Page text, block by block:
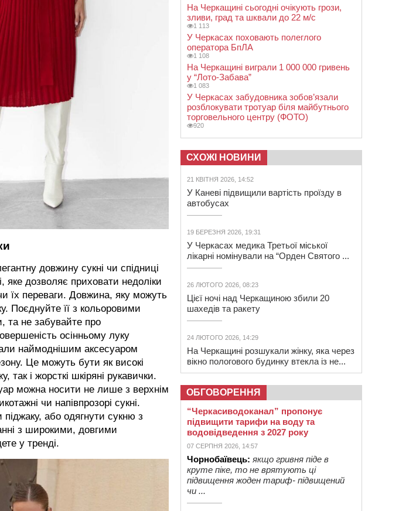
довжину сукні чи спідниці
яке дозволяє приховати недоліки
їх переваги. Довжина, яку можуть
Поєднуйте її з кольоровими
та не забувайте про
осінньому луку
наймоднішим аксесуаром
Це можуть бути як високі
так і жорсткі шкіряні рукавички.
можна носити не лише з верхнім
чи напівпрозорі сукні.
або одягнути сукню з
з широкими, довгими
у тренді.
На Черкащині сьогодні очікують грози,
зливи, град та шквали до 22 м/с
1 113
У Черкасах поховають полеглого
оператора БпЛА
1 108
На Черкащині виграли 1 000 000 гривень
у “Лото-Забава”
1 083
У Черкасах забудовника зобов’язали
розблокувати тротуар біля майбутнього
торговельного центру (ФОТО)
920
СХОЖІ НОВИНИ
21 КВІТНЯ 2026, 14:52
У Каневі підвищили вартість проїзду в
автобусах
19 БЕРЕЗНЯ 2026, 19:31
У Черкасах медика Третьої міської
лікарні номінували на “Орден Святого ...
26 ЛЮТОГО 2026, 08:23
Цієї ночі над Черкащиною збили 20
шахедів та ракету
24 ЛЮТОГО 2026, 14:29
На Черкащині розшукали жінку, яка через
вікно пологового будинку втекла із не...
ОБГОВОРЕННЯ
“Черкасиводоканал” пропонує
підвищити тарифи на воду та
водовідведення з 2027 року
07 СЕРПНЯ 2026, 14:57
Чорнобаївець: якщо гривня піде в
круте піке, то не врятують ці
підвищення жоден тариф- підвищений
чи ...